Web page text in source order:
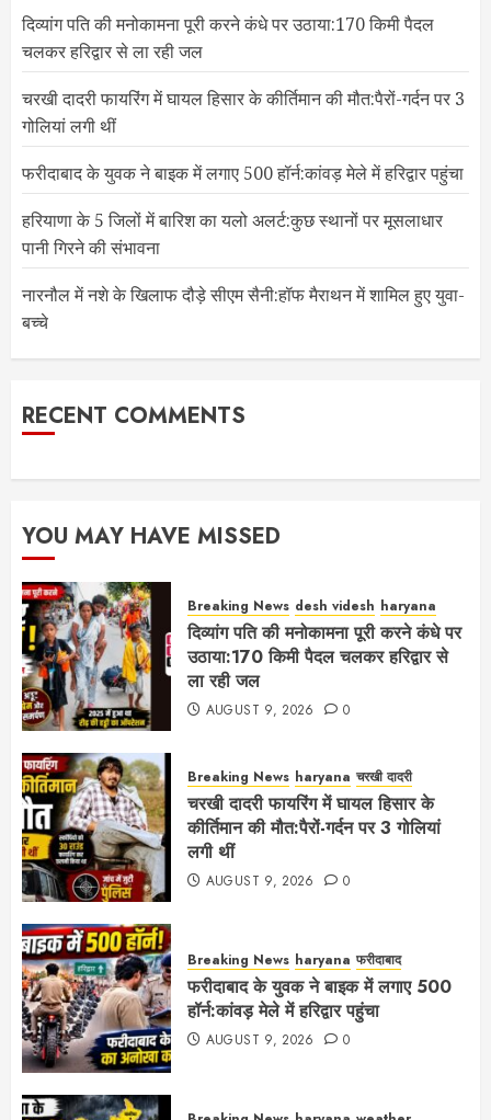
दिव्यांग पति की मनोकामना पूरी करने कंधे पर उठाया:170 किमी पैदल
चलकर हरिद्वार से ला रही जल
चरखी दादरी फायरिंग में घायल हिसार के कीर्तिमान की मौत:पैरों-गर्दन पर 3
गोलियां लगी थीं
फरीदाबाद के युवक ने बाइक में लगाए 500 हॉर्न:कांवड़ मेले में हरिद्वार पहुंचा
हरियाणा के 5 जिलों में बारिश का यलो अलर्ट:कुछ स्थानों पर मूसलाधार
पानी गिरने की संभावना
नारनौल में नशे के खिलाफ दौड़े सीएम सैनी:हॉफ मैराथन में शामिल हुए युवा-
बच्चे
RECENT COMMENTS
YOU MAY HAVE MISSED
Breaking News desh videsh haryana
दिव्यांग पति की मनोकामना पूरी करने कंधे पर
उठाया:170 किमी पैदल चलकर हरिद्वार से
ला रही जल
AUGUST 9, 2026 0
Breaking News haryana चरखी दादरी
चरखी दादरी फायरिंग में घायल हिसार के
कीर्तिमान की मौत:पैरों-गर्दन पर 3 गोलियां
लगी थीं
AUGUST 9, 2026 0
Breaking News haryana फरीदाबाद
फरीदाबाद के युवक ने बाइक में लगाए 500
हॉर्न:कांवड़ मेले में हरिद्वार पहुंचा
AUGUST 9, 2026 0